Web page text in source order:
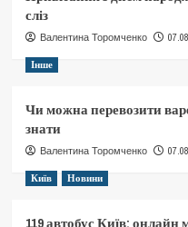
сліз
Валентина Торомченко
Інше
Чи можна перевозити
знати
Валентина Торомченко
Київ Новини
119 автобус Київ: